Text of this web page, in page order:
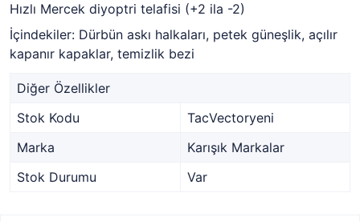
Hızlı Mercek diyoptri telafisi (+2 ila -2)
İçindekiler: Dürbün askı halkaları, petek güneşlik, açılır
kapanır kapaklar, temizlik bezi
Diğer Özellikler
Stok Kodu
TacVectoryeni
Marka
Karışık Markalar
Stok Durumu
Var